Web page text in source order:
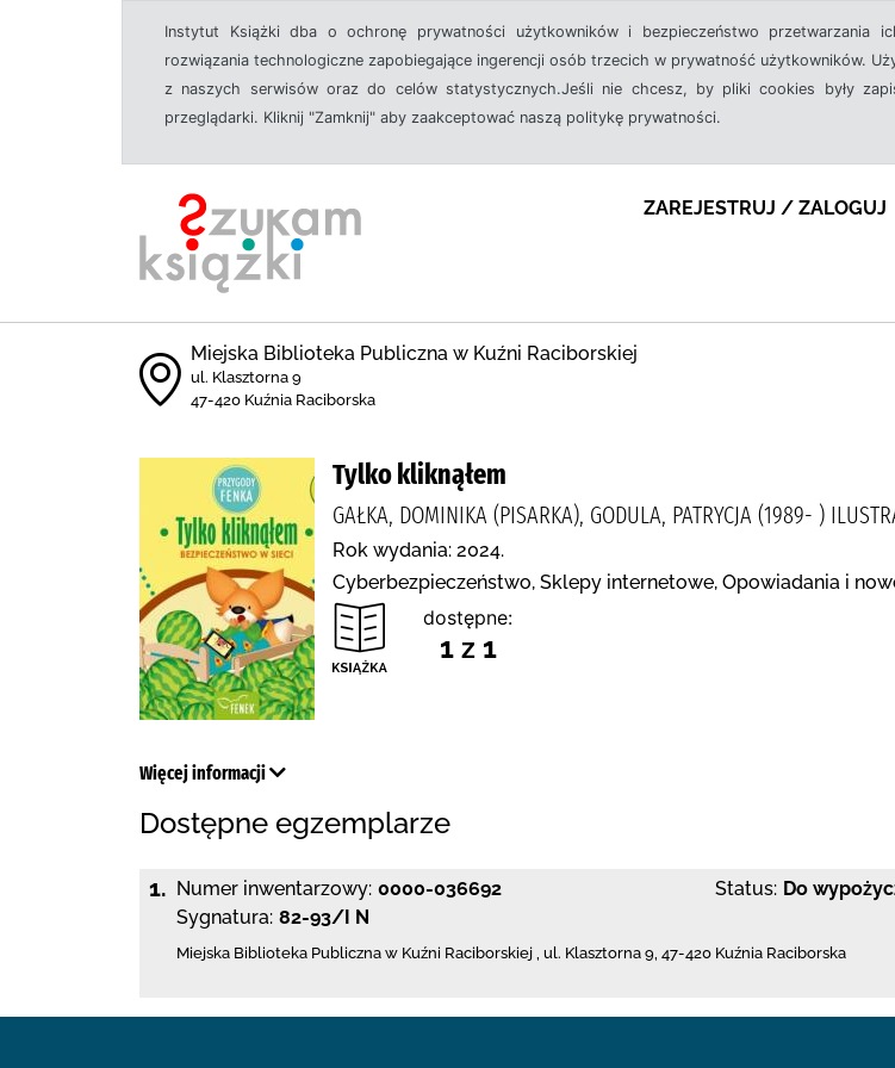
Instytut Książki dba o ochronę prywatności użytkowników i bezpieczeństwo przetwarzania
rozwiązania technologiczne zapobiegające ingerencji osób trzecich w prywatność użytkowników.
z naszych serwisów oraz do celów statystycznych.Jeśli nie chcesz, by pliki cookies były
przeglądarki. Kliknij "Zamknij" aby zaakceptować naszą politykę prywatności.
ZAREJESTRUJ / ZALOGUJ
Miejska Biblioteka Publiczna w Kuźni Raciborskiej
ul. Klasztorna 9
47-420 Kuźnia Raciborska
Tylko kliknąłem
GAŁKA, DOMINIKA (PISARKA), GODULA, PATRYCJA (1989- )
Rok wydania: 2024.
Cyberbezpieczeństwo, Sklepy internetowe, Opowiadania i
dostępne:
1 z 1
Więcej informacji
Dostępne egzemplarze
1. Numer inwentarzowy: 0000-036692
Sygnatura: 82-93/I N
Status: Do
Miejska Biblioteka Publiczna w Kuźni Raciborskiej , ul. Klasztorna 9, 47-420 Kuźnia Raciborska